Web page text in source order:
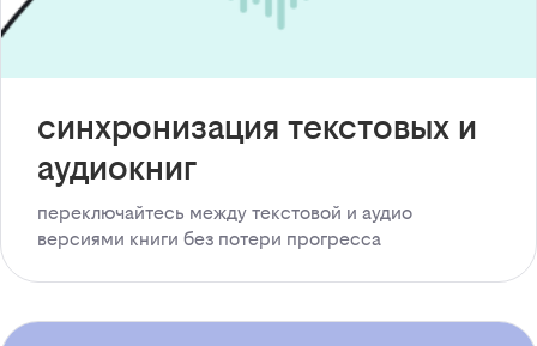
синхронизация текстовых и
аудиокниг
переключайтесь между текстовой и аудио
версиями книги без потери прогресса